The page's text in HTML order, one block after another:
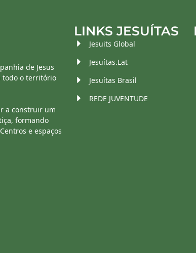
de Jesus
todo o território
a construir um
formando
e espaços
LINKS JESUÍTAS
Jesuits Global
Jesuítas.Lat
Jesuítas Brasil
REDE JUVENTUDE